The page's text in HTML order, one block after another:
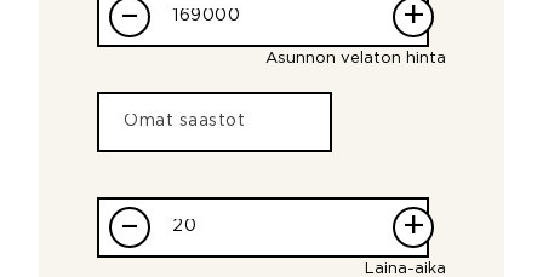
– +
Asunnon velaton hinta
– +
Laina-aika